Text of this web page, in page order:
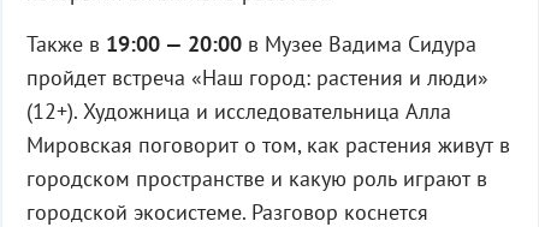
Также в 19:00 — 20:00в Музее Вадима Сидура
пройдет встреча «Наш город: растения и люди»
(12+). Художница и исследовательница Алла
Мировская поговорит о том, как растения живут в
городском пространстве и какую роль играют в
городской экосистеме. Разговор коснется